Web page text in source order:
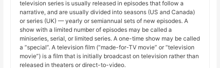
television series is usually released in episodes that follow a
narrative, and are usually divided into seasons (US and Canada)
or series (UK) — yearly or semiannual sets of new episodes. A
show with a limited number of episodes may be called a
miniseries, serial, or limited series. A one-time show may be called
a “special”. A television film (“made-for-TV movie” or “television
movie”) is a film that is initially broadcast on television rather than
released in theaters or direct-to-video.